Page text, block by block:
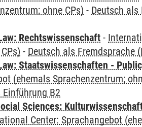
ohne CPs) - Deutsch als
Rechtswissenschaft -
- Deutsch als Fremdsprache
Staatswissenschaften -
(ehemals Sprachenzentrum;
B2
Sciences:
Center: Sprachangebot